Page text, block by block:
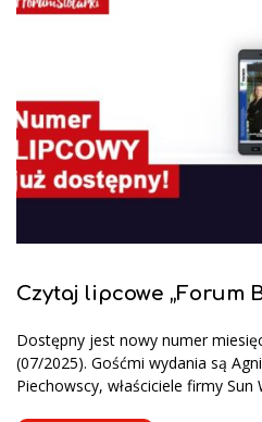
Czytaj lipcowe „Forum
Dostępny jest nowy numer
(07/2025). Gośćmi wydania są
Piechowscy, właściciele firmy Sun